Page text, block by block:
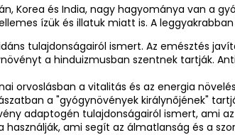
Korea és India, nagy hagyománya van a
ízük és illatuk miatt is. A
tulajdonságairól ismert. Az emésztés
a hinduizmusban szentnek tartják.
orvoslásban a vitalitás és az energia
a "gyógynövények királynőjének"
adaptogén tulajdonságairól ismert, ami
ami segít az álmatlanság és a